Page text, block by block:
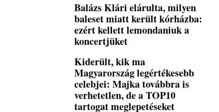
Balázs Klári elárulta, milyen
baleset miatt került kórházba:
ezért kellett lemondaniuk a
koncertjüket
Kiderült, kik ma
Magyarország legértékesebb
celebjei: Majka továbbra is
verhetetlen, de a TOP10
tartogat meglepetéseket